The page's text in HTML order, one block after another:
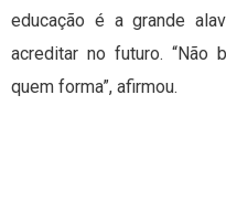
educação é a grande
acreditar no futuro. “Não
quem forma”, afirmou.